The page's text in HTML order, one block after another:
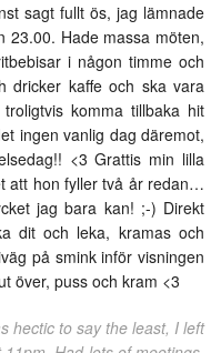
sagt fullt ös, jag lämnade
23.00. Hade massa möten,
i någon timme och
dricker kaffe och ska vara
komma tillbaka hit
ingen vanlig dag däremot,
<3 Grattis min lilla
att hon fyller två år redan…
jag bara kan! ;-) Direkt
dit och leka, kramas och
på smink inför visningen
över, puss och kram <3
hectic to say the least, I left